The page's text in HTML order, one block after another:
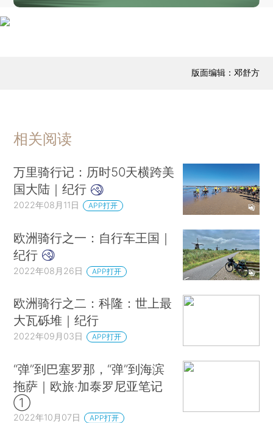
版面编辑：邓舒方
相关阅读
万里骑行记：历时50天横跨美
国大陆｜纪行
2022年08月11日 APP打开
欧洲骑行之一：自行车王国｜
纪行
2022年08月26日 APP打开
欧洲骑行之二：科隆：世上最
大瓦砾堆｜纪行
2022年09月03日 APP打开
“弹”到巴塞罗那，“弹”到海滨
拖萨｜欧旅·加泰罗尼亚笔记
①
2022年10月07日 APP打开